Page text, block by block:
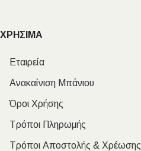
ΧΡΗΣΙΜΑ
Εταιρεία
Ανακαίνιση Μπάνιου
Όροι Χρήσης
Τρόποι Πληρωμής
Τρόποι Αποστολής & Χρέωσης